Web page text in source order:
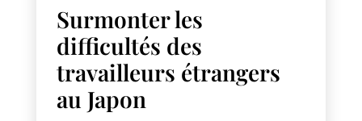
Surmonter les
difficultés des
travailleurs étrangers
au Japon